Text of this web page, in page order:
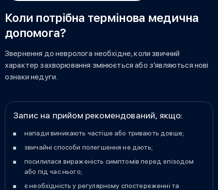
Коли потрібна термінова медична
допомога?
Звернення до невролога необхідне, коли звичний
характер захворювання змінюється або з’являються нові
ознаки недуги.
Запис на прийом рекомендований, якщо:
напади виникають частіше або тривають довше;
звичайні способи полегшення не діють;
посилилася вираженість симптомів перед епізодом
або під час нього;
є необхідність у регулярному спостереженні та